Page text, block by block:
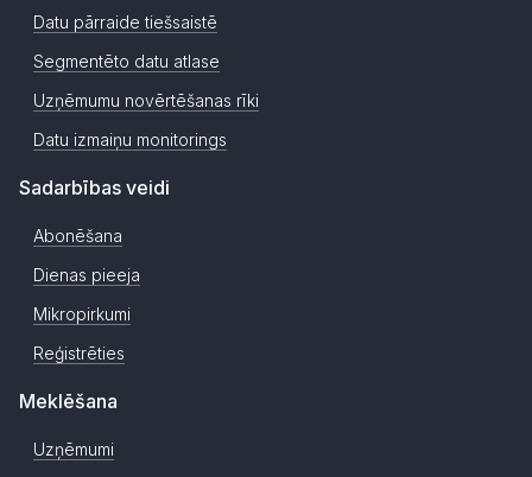
Datu pārraide tiešsaistē
Segmentēto datu atlase
Uzņēmumu novērtēšanas rīki
Datu izmaiņu monitorings
Sadarbības veidi
Abonēšana
Dienas pieeja
Mikropirkumi
Reģistrēties
Meklēšana
Uzņēmumi